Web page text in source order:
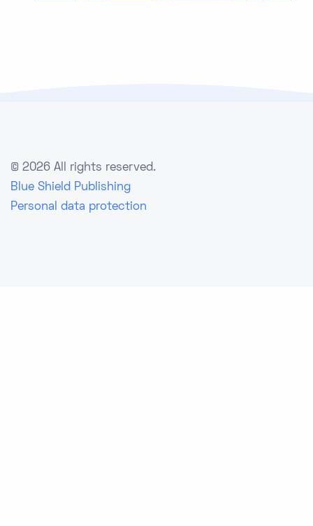
© 2026 All rights reserved.
Blue Shield Publishing
Personal data protection